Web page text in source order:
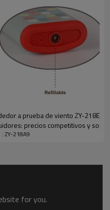
está diseñado para
ajustar fácilmente la
a prueba de viento ZY-218E-E
precios competitivos y
ZY-218A9
for you.